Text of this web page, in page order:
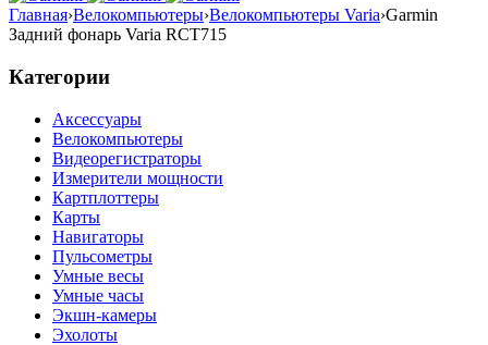
Главная›Велокомпьютеры›Велокомпьютеры Varia›Garmin
Задний фонарь Varia RCT715
Категории
Аксессуары
Велокомпьютеры
Видеорегистраторы
Измерители мощности
Картплоттеры
Карты
Навигаторы
Пульсометры
Умные весы
Умные часы
Экшн-камеры
Эхолоты